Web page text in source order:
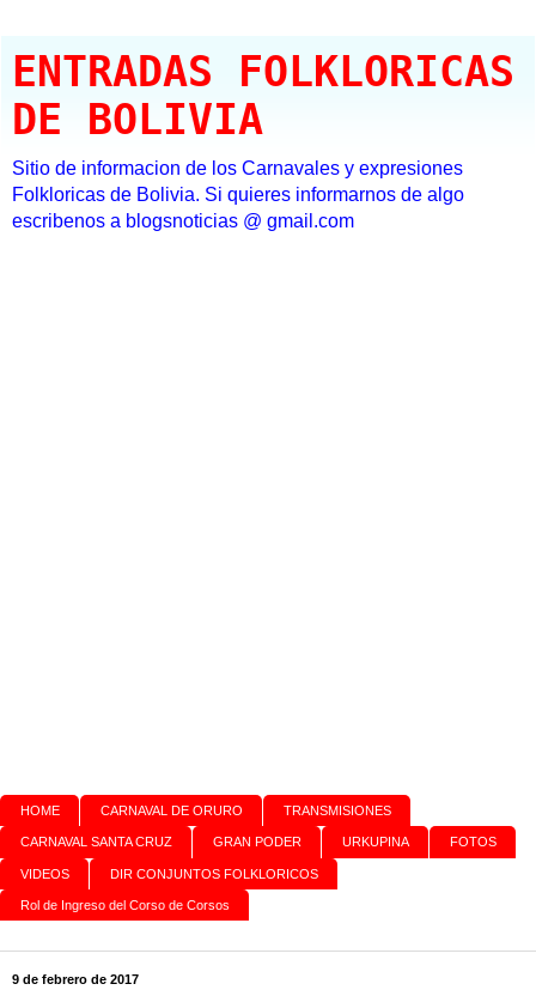
ENTRADAS FOLKLORICAS
DE BOLIVIA
Sitio de informacion de los Carnavales y expresiones
Folkloricas de Bolivia. Si quieres informarnos de algo
escribenos a blogsnoticias @ gmail.com
HOME CARNAVAL DE ORURO TRANSMISIONES
CARNAVAL SANTA CRUZ GRAN PODER URKUPINA FOTOS
VIDEOS DIR CONJUNTOS FOLKLORICOS
Rol de Ingreso del Corso de Corsos
9 de febrero de 2017